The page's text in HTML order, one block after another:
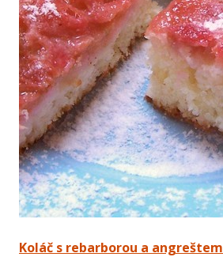
Koláč s rebarborou a angreštem